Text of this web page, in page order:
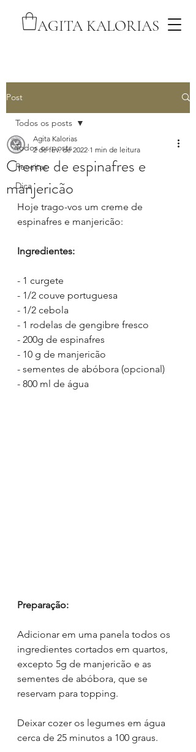
AGITA KALORIAS
Post
Todos os posts
Receitas
Dica
Todos os posts
Creme de espinafres e
manjericão
Agita Kalorias
2 de fev. de 2022 1 min de leitura
Hoje trago-vos um creme de
espinafres e manjericão:
Ingredientes:
- 1 curgete
- 1/2 couve portuguesa
- 1/2 cebola
- 1 rodelas de gengibre fresco
- 200g de espinafres
- 10 g de manjericão
- sementes de abóbora (opcional)
- 800 ml de água
Preparação:
Adicionar em uma panela todos os
ingredientes cortados em quartos,
excepto 5g de manjericão e as
sementes de abóbora, que se
reservam para topping.
Deixar cozer os legumes em água
cerca de 25 minutos a 100 graus.